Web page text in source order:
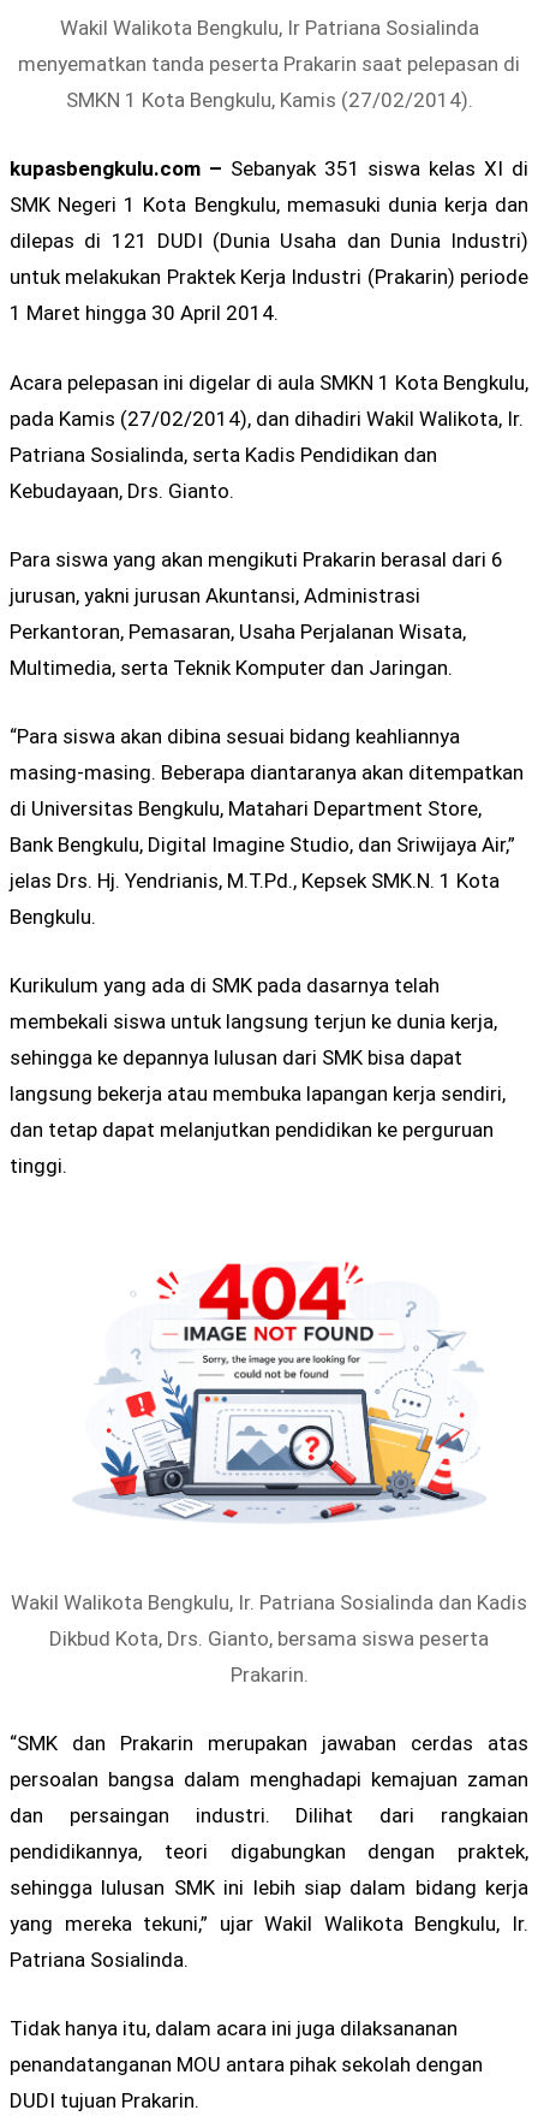
Wakil Walikota Bengkulu, Ir Patriana Sosialinda
menyematkan tanda peserta Prakarin saat pelepasan di
SMKN 1 Kota Bengkulu, Kamis (27/02/2014).
kupasbengkulu.com – Sebanyak 351 siswa kelas XI di
SMK Negeri 1 Kota Bengkulu, memasuki dunia kerja dan
dilepas di 121 DUDI (Dunia Usaha dan Dunia Industri)
untuk melakukan Praktek Kerja Industri (Prakarin) periode
1 Maret hingga 30 April 2014.
Acara pelepasan ini digelar di aula SMKN 1 Kota Bengkulu,
pada Kamis (27/02/2014), dan dihadiri Wakil Walikota, Ir.
Patriana Sosialinda, serta Kadis Pendidikan dan
Kebudayaan, Drs. Gianto.
Para siswa yang akan mengikuti Prakarin berasal dari 6
jurusan, yakni jurusan Akuntansi, Administrasi
Perkantoran, Pemasaran, Usaha Perjalanan Wisata,
Multimedia, serta Teknik Komputer dan Jaringan.
“Para siswa akan dibina sesuai bidang keahliannya
masing-masing. Beberapa diantaranya akan ditempatkan
di Universitas Bengkulu, Matahari Department Store,
Bank Bengkulu, Digital Imagine Studio, dan Sriwijaya Air,”
jelas Drs. Hj. Yendrianis, M.T.Pd., Kepsek SMK.N. 1 Kota
Bengkulu.
Kurikulum yang ada di SMK pada dasarnya telah
membekali siswa untuk langsung terjun ke dunia kerja,
sehingga ke depannya lulusan dari SMK bisa dapat
langsung bekerja atau membuka lapangan kerja sendiri,
dan tetap dapat melanjutkan pendidikan ke perguruan
tinggi.
Wakil Walikota Bengkulu, Ir. Patriana Sosialinda dan Kadis
Dikbud Kota, Drs. Gianto, bersama siswa peserta
Prakarin.
“SMK dan Prakarin merupakan jawaban cerdas atas
persoalan bangsa dalam menghadapi kemajuan zaman
dan persaingan industri. Dilihat dari rangkaian
pendidikannya, teori digabungkan dengan praktek,
sehingga lulusan SMK ini lebih siap dalam bidang kerja
yang mereka tekuni,” ujar Wakil Walikota Bengkulu, Ir.
Patriana Sosialinda.
Tidak hanya itu, dalam acara ini juga dilaksananan
penandatanganan MOU antara pihak sekolah dengan
DUDI tujuan Prakarin.